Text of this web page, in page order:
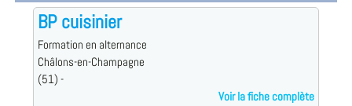
BP cuisinier
Formation en alternance
Châlons-en-Champagne
(51) -
Voir la fiche complète